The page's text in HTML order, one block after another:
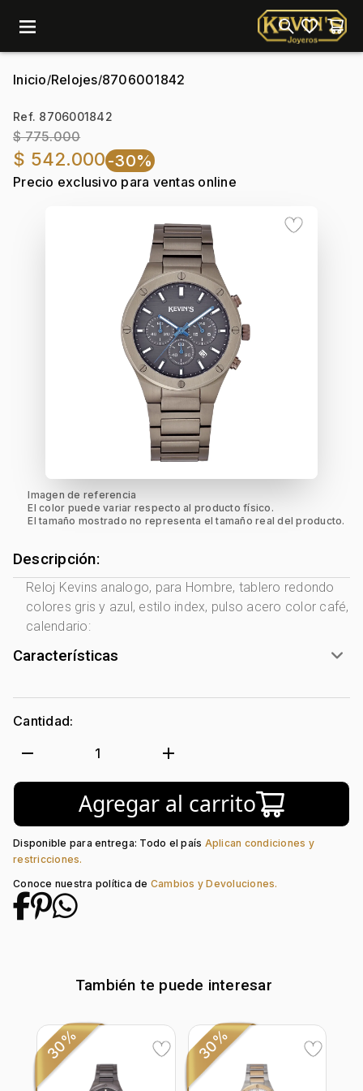
menu
Inicio/Relojes/8706001842
Ref. 8706001842
$ 775.000
$ 542.000-30%
Precio exclusivo para ventas online
Imagen de referencia
El color puede variar respecto al producto físico.
El tamaño mostrado no representa el tamaño real del producto.
Descripción:
Reloj Kevins analogo, para Hombre, tablero redondo
colores gris y azul, estilo index, pulso acero color café,
calendario:
Características
Marca: Kevins
Género:
Luminiscente:
Forma de caja:
Redondo
Calendario: Si
Tipo de cristal: Mineral
Color del Bisel:
Café
Color del tablero: Gris + Azul
Color del Pulso:
Material del pulso:
Acero
Tipo de cierre:
Cantidad:
remove 1 add
Agregar al carrito
Disponible para entrega: Todo el país Aplican condiciones y
restricciones.
Conoce nuestra política de Cambios y Devoluciones.
También te puede interesar
30% 30%